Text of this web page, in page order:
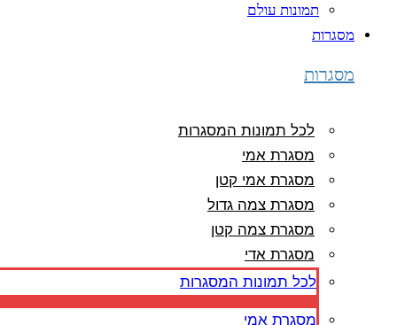
תמונות עולם
מסגרות
מסגרות
לכל תמונות המסגרות
מסגרת אמי
מסגרת אמי קטן
מסגרת צמה גדול
מסגרת צמה קטן
מסגרת אדי
לכל תמונות המסגרות
מסגרת אמי